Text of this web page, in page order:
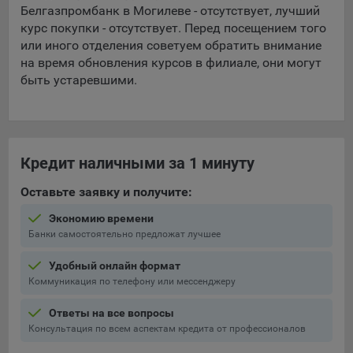
5.4. Создание и предоставление персонализированной
рекламы пользователю.
9.1. Технические (обязательные) файлы cookie, например,
применяемые при регистрации либо входе в систему, или
системах. Вместе с тем, пользователь может настроить
браузер, чтобы он блокировал такие файлы сookie или
случае некоторые разделы сайта могут не работать).
определяющие имя пользователя. Данные файлы cookie
используются для обеспечения работы некоторых
предпочтений пользователя, в том числе имени
пользователя или выбора языка, и для предотвращения
Белгазпромбанк в Могилеве - отсутствует, лучший
курс покупки - отсутствует. Перед посещением того
или иного отделения советуем обратить внимание
на время обновления курсов в филиале, они могут
быть устаревшими.
Кредит наличными за 1 минуту
Оставьте заявку и получите:
Экономию времени
Банки самостоятельно предложат лучшее
Удобный онлайн формат
Коммуникация по телефону или мессенджеру
Ответы на все вопросы
Консультация по всем аспектам кредита от профессионалов